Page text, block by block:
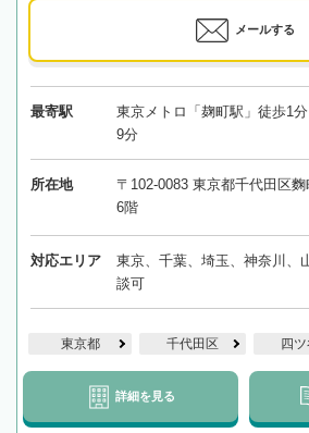
メールする
最寄駅
東京メトロ「麹町駅」徒歩1
9分
所在地
〒102-0083 東京都千代田区
6階
対応エリア
東京、千葉、埼玉、神奈川、
談可
東京都 千代田区 四
詳細を見る